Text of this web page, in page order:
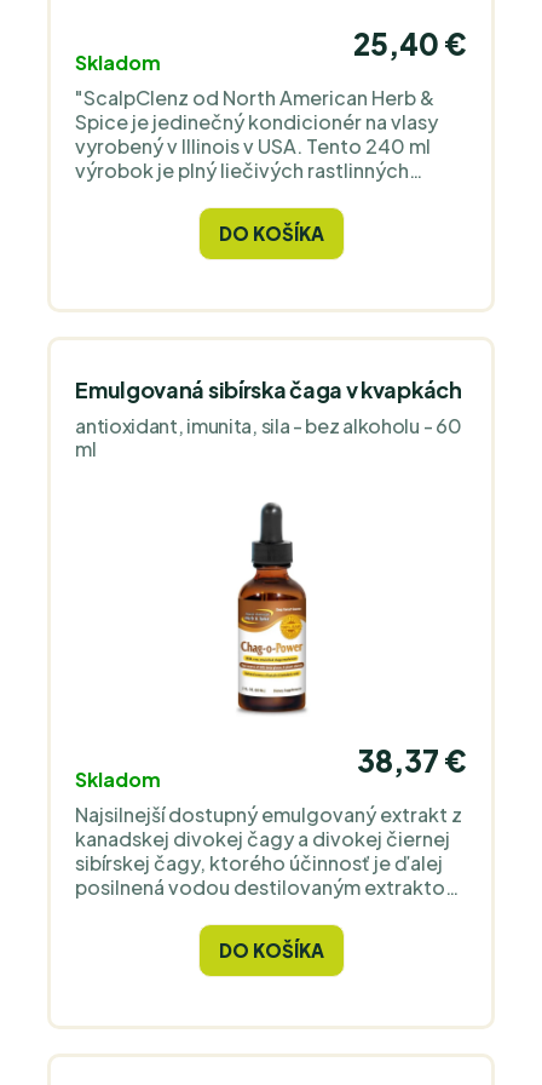
Skladom
25,40 €
"ScalpClenz od North American Herb &
Spice je jedinečný kondicionér na vlasy
vyrobený v Illinois v USA. Tento 240 ml
výrobok je plný liečivých rastlinných
dokonale ošetria vaše vlasy a pokožku
hlavy. Je ideálny na suché a mastné vlasy,
psoriázu, padanie vlasov alebo svrbiacu
nadýchané a ľahko sa rozčesávajú."
DO KOŠÍKA
Emulgovaná sibírska čaga v kvapkách
antioxidant, imunita, sila - bez alkoholu - 60
ml
Skladom
38,37 €
Najsilnejší dostupný emulgovaný extrakt z
kanadskej divokej čagy a divokej čiernej
sibírskej čagy, ktorého účinnosť je ďalej
posilnená vodou destilovaným extraktom
neobsahujú alkohol, takže sú vhodné pre
deti a zvieratá.
DO KOŠÍKA